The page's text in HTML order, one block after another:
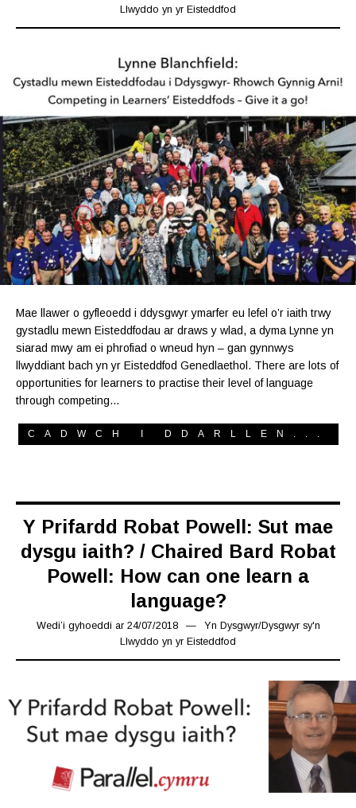
Llwyddo yn yr Eisteddfod
Mae llawer o gyfleoedd i ddysgwyr ymarfer eu lefel o’r iaith trwy
gystadlu mewn Eisteddfodau ar draws y wlad, a dyma Lynne yn
siarad mwy am ei phrofiad o wneud hyn – gan gynnwys
llwyddiant bach yn yr Eisteddfod Genedlaethol. There are lots of
opportunities for learners to practise their level of language
through competing…
CADWCH I DDARLLEN...
Y Prifardd Robat Powell: Sut mae
dysgu iaith? / Chaired Bard Robat
Powell: How can one learn a
language?
Wedi’i gyhoeddi ar 24/07/201815/03/2019
Yn Dysgwyr/Dysgwyr sy'n
Llwyddo yn yr Eisteddfod